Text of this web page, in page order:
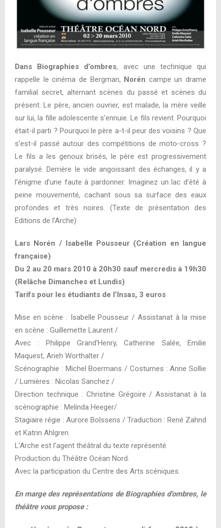
Dans Biographies d’ombres, avec une technique qui
rappelle le cinéma de Bergman, Norén campe un drame
familial secret, alternant scènes du passé et scènes du
présent. Le père, ancien ouvrier, est malade, la mère veille
sur lui, la fille adolescente s’ennuie. Le fils revient. Pourquoi
était-il parti ? Pourquoi le père a-t-il peur des voisins ? Que
s’est-il passé autour des compétitions de moto-cross ?
Le fils a les genoux brisés, le père est progressivement
paralysé. Derrière le vide angoissant des échanges, il y a
l’énigme d’une faute à pardonner. Imaginez un lac d’été à
peine mouvementé, cachant sous sa surface des eaux
profondes et très noires. (Texte de présentation des
Editions de l’Arche )
Lars Norén / Isabelle Pousseur (Création en langue
française)
Du 2 au 20 mars 2010 à 20h30 sauf mercredis à 19h30
(Relâche Dimanches et Lundis)
Tarifs pour les étudiants de l’Insas, 3 euros
Mise en scène : Isabelle Pousseur / Assistanat à la mise
en scène : Guillemette Laurent /
Avec : Philippe Grand’Henry, Catherine Salée, Emilie
Maquest, Arieh Worthalter /
Scénographie : Michel Boermans / Costumes : Anne Sollie
/ Lumières : Nicolas Sanchez /
Direction technique : Christine Grégoire / Assistanat à la
scénographie : Melinda Heeger/
Stagiaire régie : Aurore Bolssens / Traduction : René Zahnd
et Katrin Ahlgren
L’Arche est l’agent théâtral du texte représenté
Production du Théâtre Océan Nord.
Avec la participation du Centre des Arts scéniques.
En marge des représentations de Biographies d’ombres, le
théâtre vous propose :